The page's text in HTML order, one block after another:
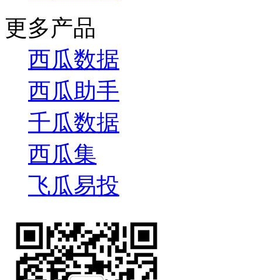
更多产品
西瓜数据
西瓜助手
千瓜数据
西瓜集
飞瓜易投